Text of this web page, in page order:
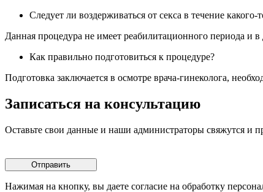
Следует ли воздерживаться от секса в течение
Данная процедура не имеет реабилитационного периода и
Как правильно подготовиться к процедуре?
Подготовка заключается в осмотре врача-гинеколога,
Записаться на консультацию
Оставьте свои данные и наши администраторы свяжутся и
Отправить
Нажимая на кнопку, вы даете согласие на обработку